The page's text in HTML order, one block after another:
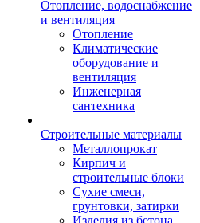
Отопление, водоснабжение
и вентиляция
Отопление
Климатические
оборудование и
вентиляция
Инженерная
сантехника
Строительные материалы
Металлопрокат
Кирпич и
строительные блоки
Сухие смеси,
грунтовки, затирки
Изделия из бетона